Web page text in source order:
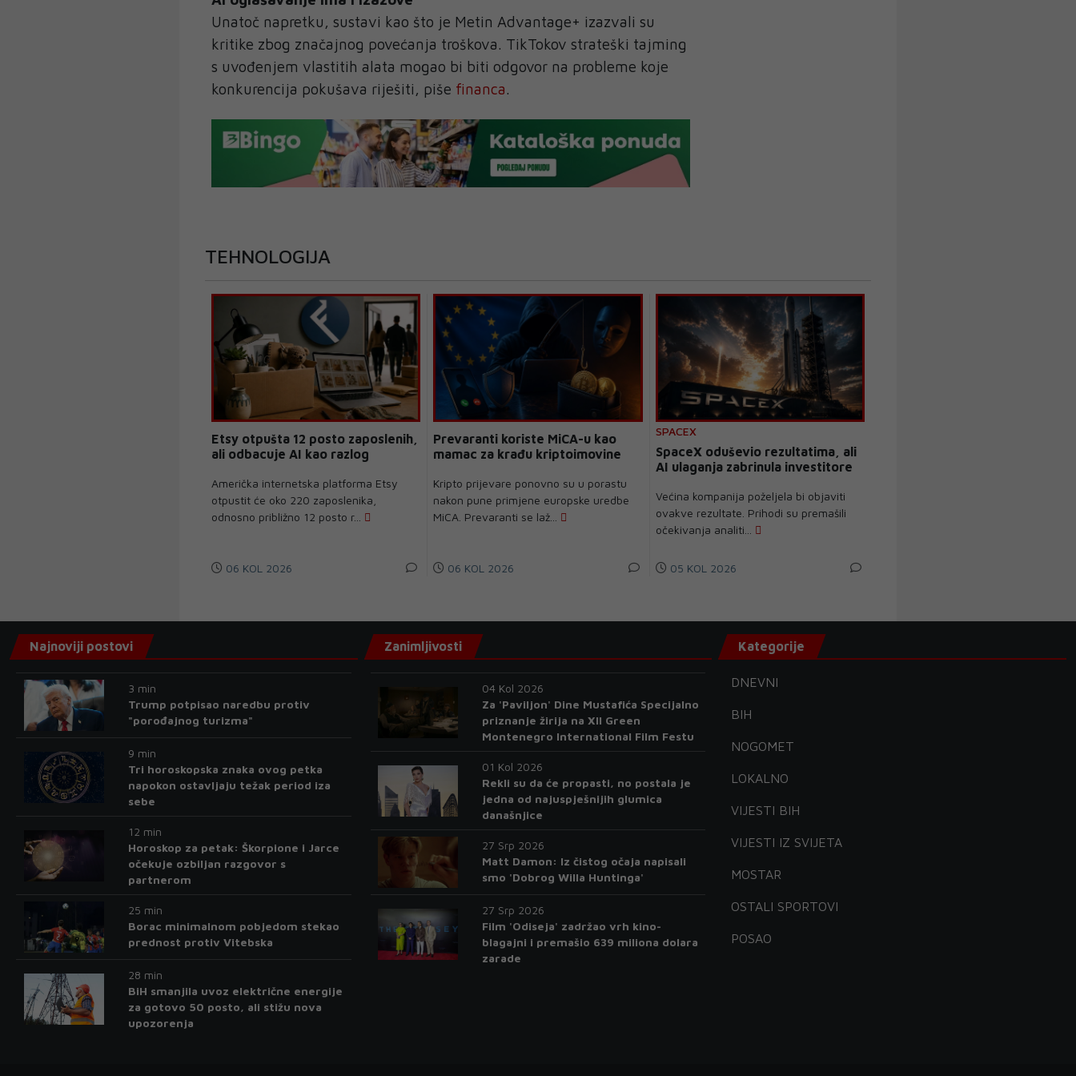
Unatoč napretku, sustavi kao što je Metin Advantage+ izazvali su
kritike zbog značajnog povećanja troškova. TikTokov strateški tajming
s uvođenjem vlastitih alata mogao bi biti odgovor na probleme koje
konkurencija pokušava riješiti, piše financa.
TEHNOLOGIJA
Etsy otpušta 12 posto zaposlenih,
ali odbacuje AI kao razlog
Američka internetska platforma Etsy
otpustit će oko 220 zaposlenika,
odnosno približno 12 posto r...
06 KOL 2026
Prevaranti koriste MiCA-u kao
mamac za krađu kriptoimovine
Kripto prijevare ponovno su u porastu
nakon pune primjene europske uredbe
MiCA. Prevaranti se laž...
06 KOL 2026
SPACEX
SpaceX oduševio rezultatima, ali
AI ulaganja zabrinula investitore
Većina kompanija poželjela bi objaviti
ovakve rezultate. Prihodi su premašili
očekivanja analiti...
05 KOL 2026
Najnoviji postovi
3 min
Trump potpisao naredbu protiv
"porođajnog turizma"
9 min
Tri horoskopska znaka ovog petka
napokon ostavljaju težak period iza
sebe
12 min
Horoskop za petak: Škorpione i Jarce
očekuje ozbiljan razgovor s
partnerom
25 min
Borac minimalnom pobjedom stekao
prednost protiv Vitebska
28 min
BiH smanjila uvoz električne energije
za gotovo 50 posto, ali stižu nova
upozorenja
Zanimljivosti
04 Kol 2026
Za 'Paviljon' Dine Mustafića Specijalno
priznanje žirija na XII Green
Montenegro International Film Festu
01 Kol 2026
Rekli su da će propasti, no postala je
jedna od najuspješnijih glumica
današnjice
27 Srp 2026
Matt Damon: Iz čistog očaja napisali
smo 'Dobrog Willa Huntinga'
27 Srp 2026
Film 'Odiseja' zadržao vrh kino-
blagajni i premašio 639 miliona dolara
zarade
Kategorije
DNEVNI
BIH
NOGOMET
LOKALNO
VIJESTI BIH
VIJESTI IZ SVIJETA
MOSTAR
OSTALI SPORTOVI
POSAO